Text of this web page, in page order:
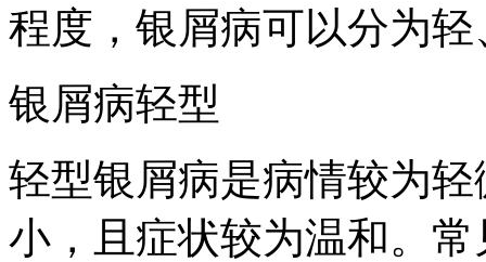
程度，银屑病可以分为
银屑病轻型
轻型银屑病是病情较为
小，且症状较为温和。